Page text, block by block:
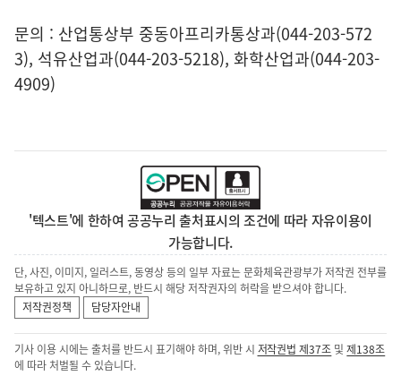
문의 : 산업통상부 중동아프리카통상과(044-203-572
3), 석유산업과(044-203-5218), 화학산업과(044-203-
4909)
'텍스트'에 한하여 공공누리 출처표시의 조건에 따라 자유이용이
가능합니다.
단, 사진, 이미지, 일러스트, 동영상 등의 일부 자료는 문화체육관광부가 저작권 전부를
보유하고 있지 아니하므로, 반드시 해당 저작권자의 허락을 받으셔야 합니다.
저작권정책
담당자안내
기사 이용 시에는 출처를 반드시 표기해야 하며, 위반 시 저작권법 제37조 및제138조
에 따라 처벌될 수 있습니다.